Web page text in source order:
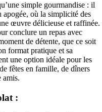
simple gourmandise : il
où la simplicité des
œuvre délicieuse et raffinée.
conclure un repas avec
de détente, que ce soit
format pratique et sa
une option idéale pour les
fêtes en famille, de dîners
amis.
: